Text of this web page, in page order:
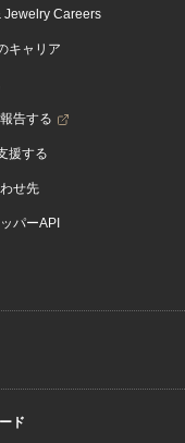
Jewelry Careers
キャリア
告する
援する
せ先
パーAPI
ド